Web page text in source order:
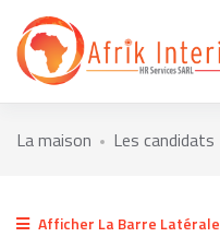
La maison Les candidats
Afficher La Barre Latérale